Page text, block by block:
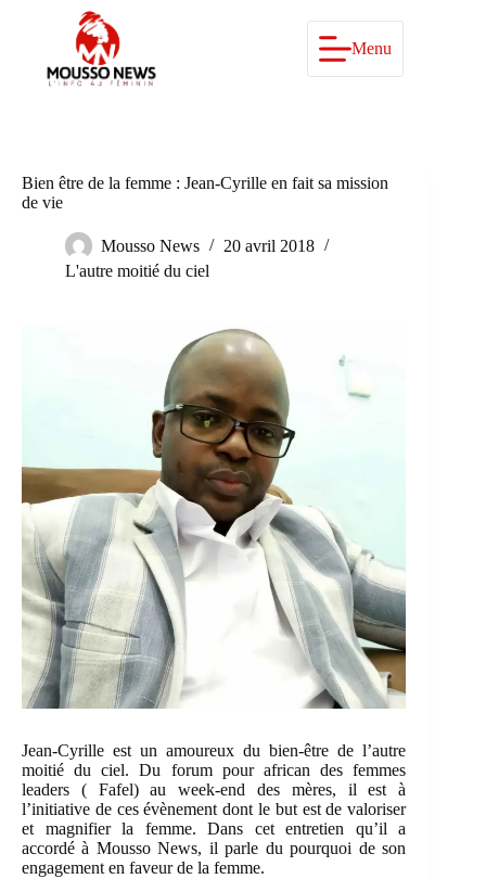
Menu
Bien être de la femme : Jean-Cyrille en fait sa mission
de vie
Mousso News
20 avril 2018
L'autre moitié du ciel
Jean-Cyrille est un amoureux du bien-être de l’autre
moitié du ciel. Du forum pour african des femmes
leaders ( Fafel) au week-end des mères, il est à
l’initiative de ces évènement dont le but est de valoriser
et magnifier la femme. Dans cet entretien qu’il a
accordé à Mousso News, il parle du pourquoi de son
engagement en faveur de la femme.